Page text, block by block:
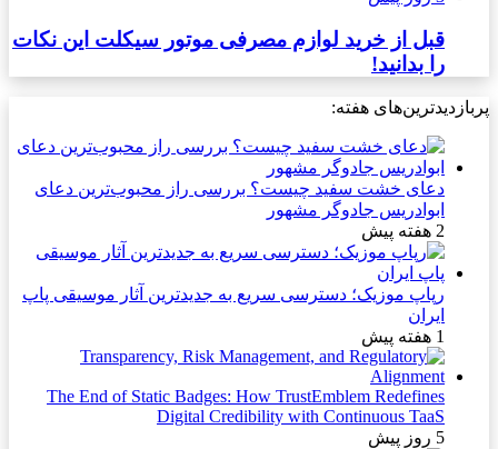
قبل از خرید لوازم مصرفی موتور سیکلت این نکات
را بدانید!
پربازدیدترین‌های هفته:
دعای خشت سفید چیست؟ بررسی راز محبوب‌ترین دعای
ابوادریس جادوگر مشهور
2 هفته پیش
رپاپ موزیک؛ دسترسی سریع به جدیدترین آثار موسیقی پاپ
ایران
1 هفته پیش
The End of Static Badges: How TrustEmblem Redefines
Digital Credibility with Continuous TaaS
5 روز پیش